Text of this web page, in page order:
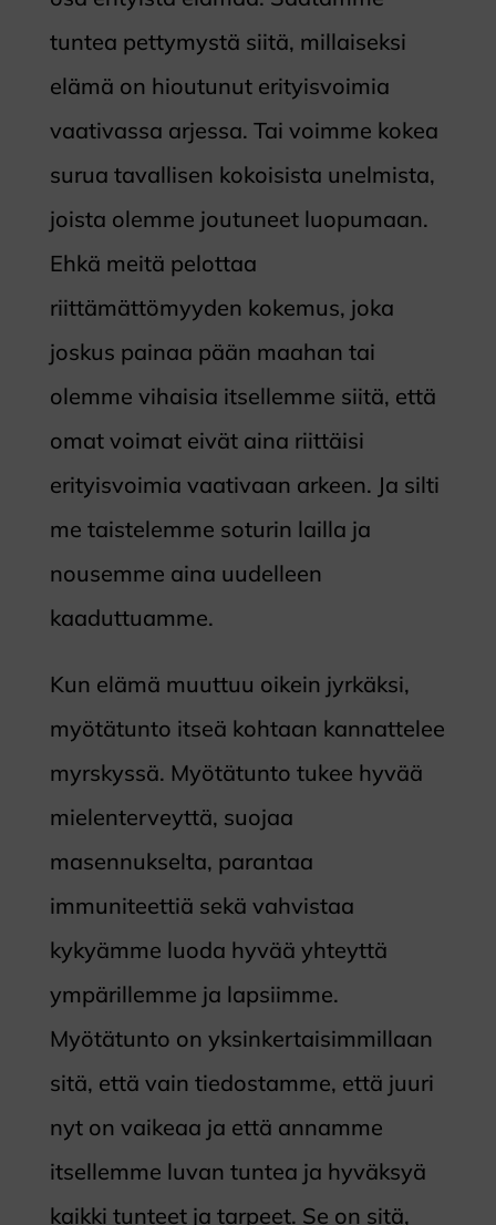
tuntea pettymystä siitä, millaiseksi
elämä on hioutunut erityisvoimia
vaativassa arjessa. Tai voimme kokea
surua tavallisen kokoisista unelmista,
joista olemme joutuneet luopumaan.
Ehkä meitä pelottaa
riittämättömyyden kokemus, joka
joskus painaa pään maahan tai
olemme vihaisia itsellemme siitä, että
omat voimat eivät aina riittäisi
erityisvoimia vaativaan arkeen. Ja silti
me taistelemme soturin lailla ja
nousemme aina uudelleen
kaaduttuamme.
Kun elämä muuttuu oikein jyrkäksi,
myötätunto itseä kohtaan kannattelee
myrskyssä. Myötätunto tukee hyvää
mielenterveyttä, suojaa
masennukselta, parantaa
immuniteettiä sekä vahvistaa
kykyämme luoda hyvää yhteyttä
ympärillemme ja lapsiimme.
Myötätunto on yksinkertaisimmillaan
sitä, että vain tiedostamme, että juuri
nyt on vaikeaa ja että annamme
itsellemme luvan tuntea ja hyväksyä
kaikki tunteet ja tarpeet. Se on sitä,